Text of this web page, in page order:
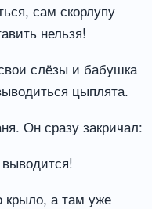
сам скорлупу
нельзя!
слёзы и бабушка
цыплята.
Он сразу закричал:
крыло, а там уже